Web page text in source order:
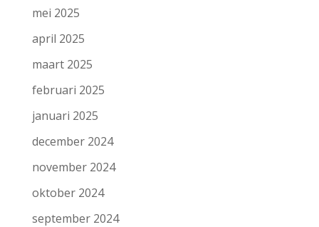
mei 2025
april 2025
maart 2025
februari 2025
januari 2025
december 2024
november 2024
oktober 2024
september 2024